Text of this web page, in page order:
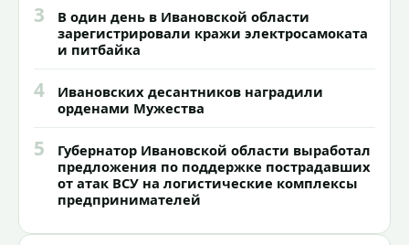
3
В один день в Ивановской области
зарегистрировали кражи электросамоката
и питбайка
4
Ивановских десантников наградили
орденами Мужества
5
Губернатор Ивановской области выработал
предложения по поддержке пострадавших
от атак ВСУ на логистические комплексы
предпринимателей